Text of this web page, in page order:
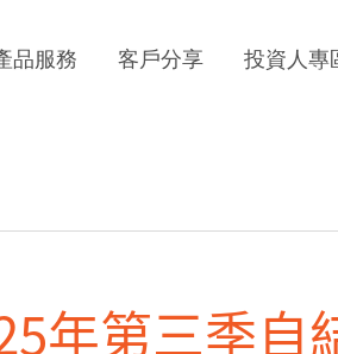
品服務 客戶分享 投資人專
年第三季